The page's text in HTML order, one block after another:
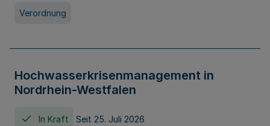
Verordnung
Hochwasserkrisenmanagement in
Nordrhein-Westfalen
In Kraft Seit 25. Juli 2026